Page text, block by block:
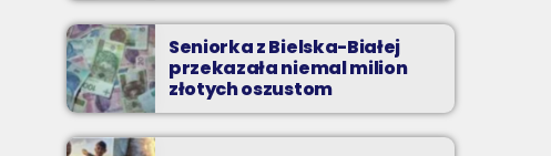
Seniorka z Bielska-Białej
przekazała niemal milion
złotych oszustom